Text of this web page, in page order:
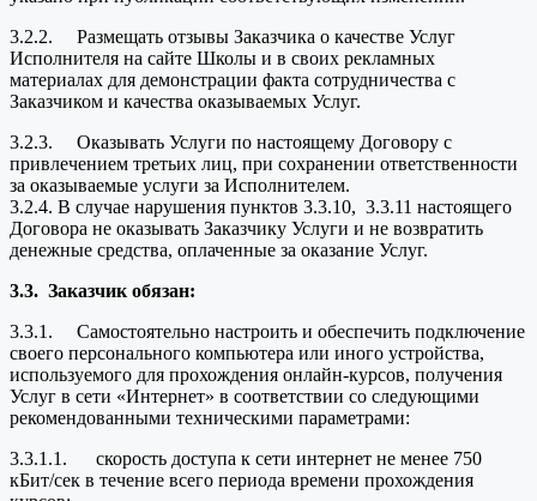
3.2.2. Размещать отзывы Заказчика о качестве Услуг
Исполнителя на сайте Школы и в своих рекламных
материалах для демонстрации факта сотрудничества с
Заказчиком и качества оказываемых Услуг.
3.2.3. Оказывать Услуги по настоящему Договору с
привлечением третьих лиц, при сохранении ответственности
за оказываемые услуги за Исполнителем.
3.2.4. В случае нарушения пунктов 3.3.10, 3.3.11 настоящего
Договора не оказывать Заказчику Услуги и не возвратить
денежные средства, оплаченные за оказание Услуг.
3.3. Заказчик обязан:
3.3.1. Самостоятельно настроить и обеспечить подключение
своего персонального компьютера или иного устройства,
используемого для прохождения онлайн-курсов, получения
Услуг в сети «Интернет» в соответствии со следующими
рекомендованными техническими параметрами:
3.3.1.1. скорость доступа к сети интернет не менее 750
кБит/сек в течение всего периода времени прохождения